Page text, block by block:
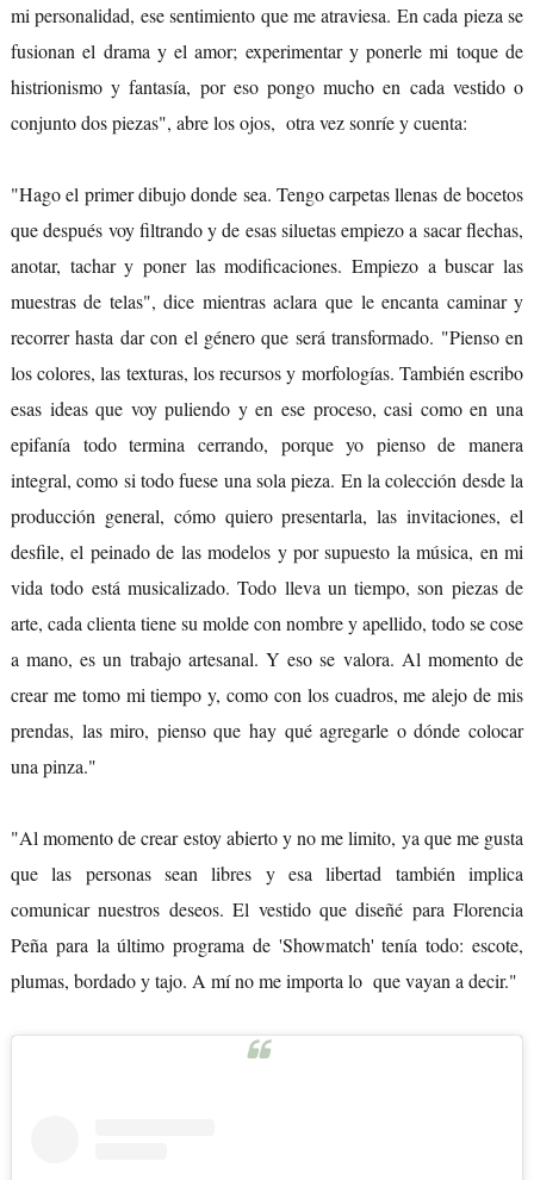
mi personalidad, ese sentimiento que me atraviesa. En cada pieza se
fusionan el drama y el amor; experimentar y ponerle mi toque de
histrionismo y fantasía, por eso pongo mucho en cada vestido o
conjunto dos piezas", abre los ojos, otra vez sonríe y cuenta:
"Hago el primer dibujo donde sea. Tengo carpetas llenas de bocetos
que después voy filtrando y de esas siluetas empiezo a sacar flechas,
anotar, tachar y poner las modificaciones. Empiezo a buscar las
muestras de telas", dice mientras aclara que le encanta caminar y
recorrer hasta dar con el género que será transformado. "Pienso en
los colores, las texturas, los recursos y morfologías. También escribo
esas ideas que voy puliendo y en ese proceso, casi como en una
epifanía todo termina cerrando, porque yo pienso de manera
integral, como si todo fuese una sola pieza. En la colección desde la
producción general, cómo quiero presentarla, las invitaciones, el
desfile, el peinado de las modelos y por supuesto la música, en mi
vida todo está musicalizado. Todo lleva un tiempo, son piezas de
arte, cada clienta tiene su molde con nombre y apellido, todo se cose
a mano, es un trabajo artesanal. Y eso se valora. Al momento de
crear me tomo mi tiempo y, como con los cuadros, me alejo de mis
prendas, las miro, pienso que hay qué agregarle o dónde colocar
una pinza."
"Al momento de crear estoy abierto y no me limito, ya que me gusta
que las personas sean libres y esa libertad también implica
comunicar nuestros deseos. El vestido que diseñé para Florencia
Peña para la último programa de 'Showmatch' tenía todo: escote,
plumas, bordado y tajo. A mí no me importa lo que vayan a decir."